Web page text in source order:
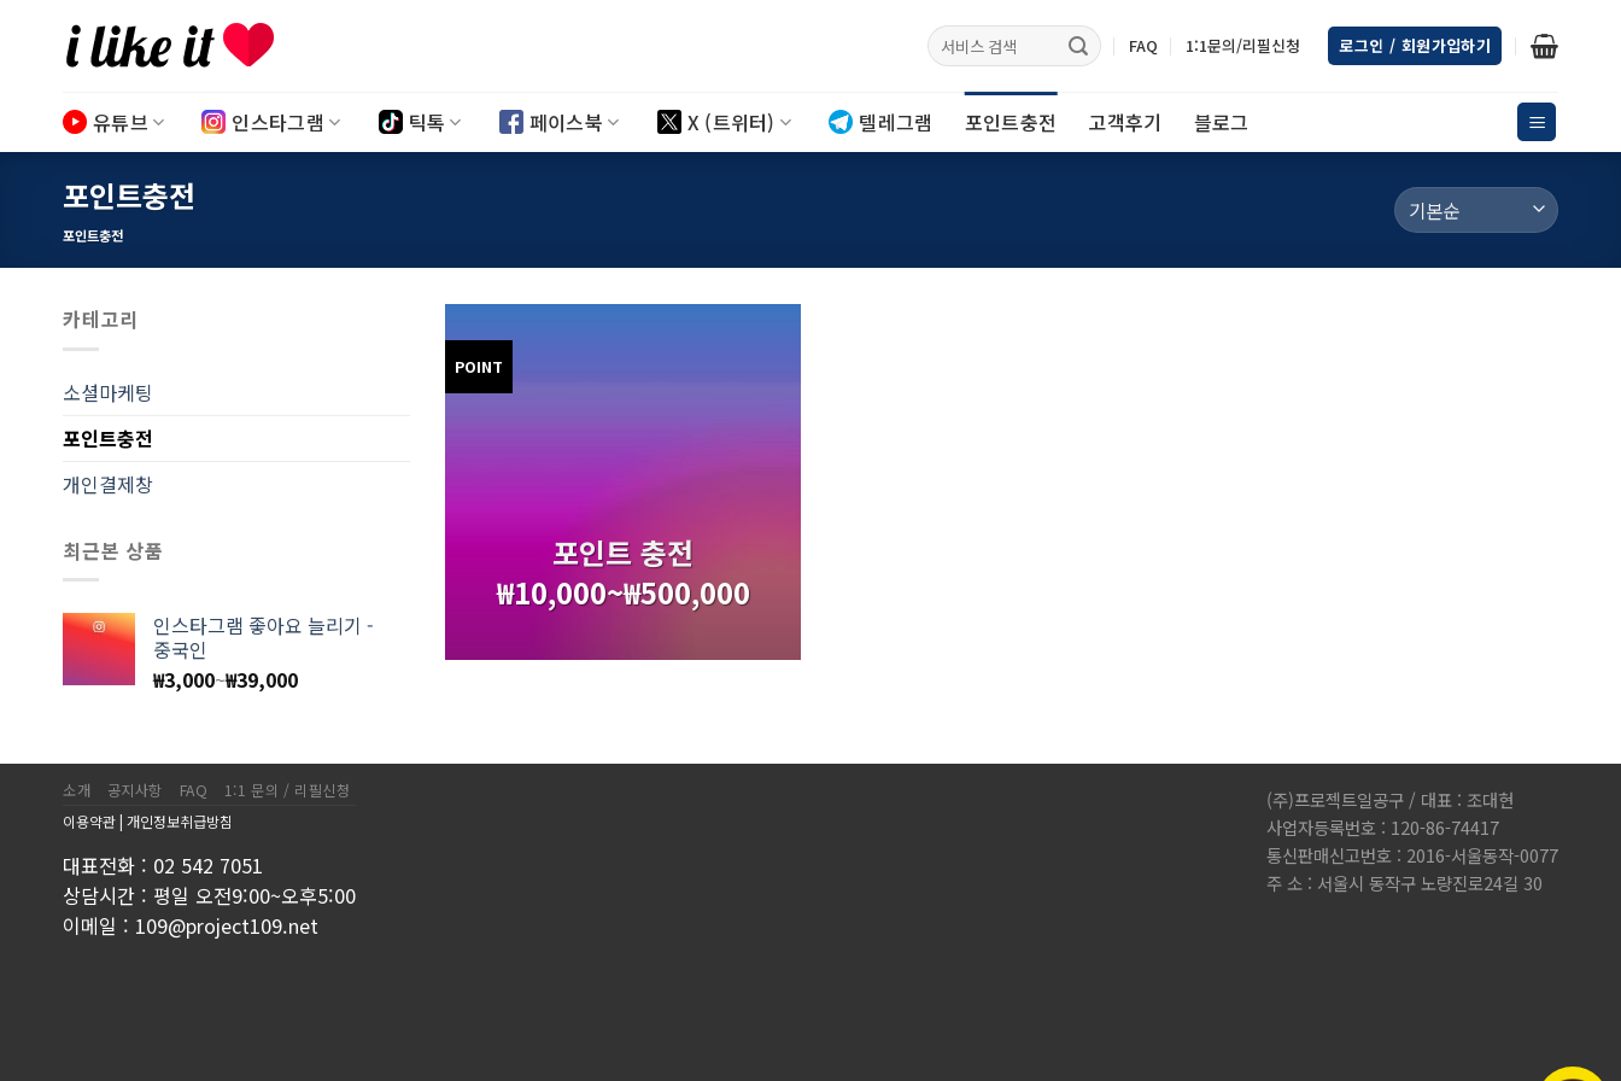
content
검색: FAQ 1:1문의/리필신청 로그인 / 회원가입하기
유튜브 인스타그램 틱톡 페이스북 X (트위터) 텔레그램 포인트충전 고객후기 블로그
포인트충전
포인트충전
카테고리
소셜마케팅
포인트충전
개인결제창
최근본 상품
인스타그램 좋아요 늘리기 -
중국인
₩3,000~₩39,000
POINT
포인트 충전
₩10,000~₩500,000
(주)프로젝트일공구 / 대표 : 조대현
사업자등록번호 : 120-86-74417
통신판매신고번호 : 2016-서울동작-0077
주 소 : 서울시 동작구 노량진로24길 30
소개 공지사항 FAQ 1:1 문의 / 리필신청
이용약관| 개인정보취급방침
대표전화 : 02 542 7051
상담시간 : 평일 오전9:00~오후5:00
이메일 : 109@project109.net